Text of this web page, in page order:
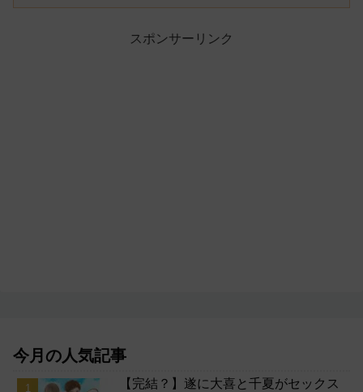
スポンサーリンク
今月の人気記事
【完結？】遂に大喜と千夏がセックス